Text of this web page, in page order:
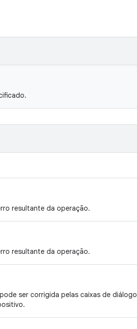
resultante da operação.
resultante da operação.
ser corrigida pelas caixas de diálogo